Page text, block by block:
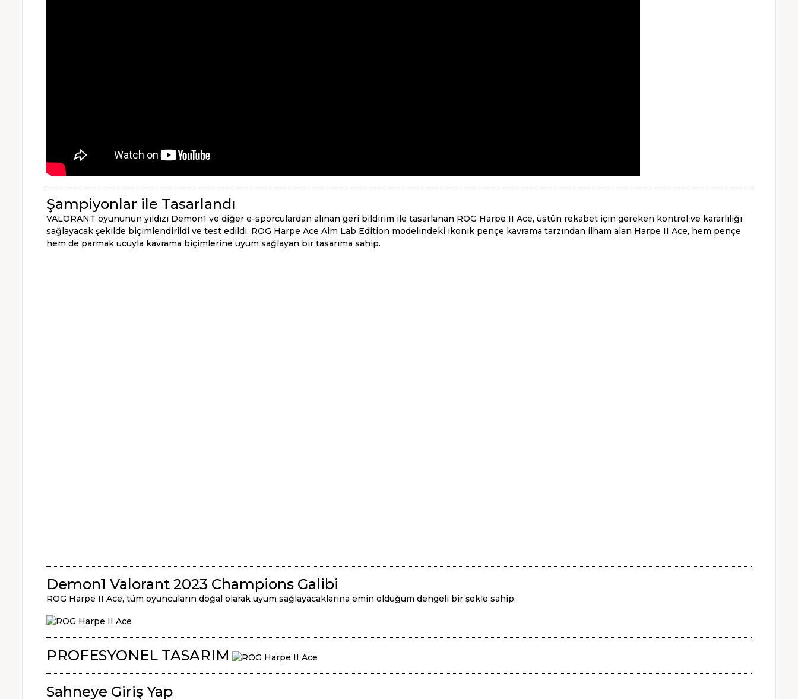
Şampiyonlar ile Tasarlandı
VALORANT oyununun yıldızı Demon1 ve diğer e-sporculardan alınan geri bildirim ile tasarlanan ROG Harpe II Ace, üstün rekabet için gereken kontrol ve kararlılığı
sağlayacak şekilde biçimlendirildi ve test edildi. ROG Harpe Ace Aim Lab Edition modelindeki ikonik pençe kavrama tarzından ilham alan Harpe II Ace, hem pençe
hem de parmak ucuyla kavrama biçimlerine uyum sağlayan bir tasarıma sahip.
Demon1 Valorant 2023 Champions Galibi
ROG Harpe II Ace, tüm oyuncuların doğal olarak uyum sağlayacaklarına emin olduğum dengeli bir şekle sahip.
PROFESYONEL TASARIM
Sahneye Giriş Yap